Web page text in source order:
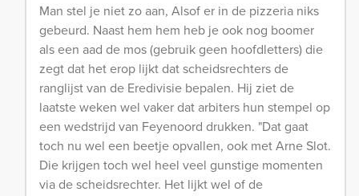
Man stel je niet zo aan, Alsof er in de pizzeria niks
gebeurd. Naast hem hem heb je ook nog boomer
als een aad de mos (gebruik geen hoofdletters) die
zegt dat het erop lijkt dat scheidsrechters de
ranglijst van de Eredivisie bepalen. Hij ziet de
laatste weken wel vaker dat arbiters hun stempel op
een wedstrijd van Feyenoord drukken. "Dat gaat
toch nu wel een beetje opvallen, ook met Arne Slot.
Die krijgen toch wel heel veel gunstige momenten
via de scheidsrechter. Het lijkt wel of de